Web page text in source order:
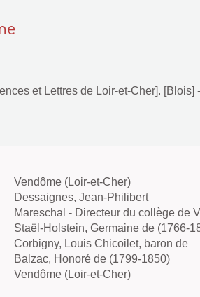
et Lettres de Loir-et-Cher]. [Blois]
Vendôme (Loir-et-Cher)
Dessaignes, Jean-Philibert
Mareschal - Directeur du collège de
Staël-Holstein, Germaine de (1766-
Corbigny, Louis Chicoilet, baron de
Balzac, Honoré de (1799-1850)
Vendôme (Loir-et-Cher)